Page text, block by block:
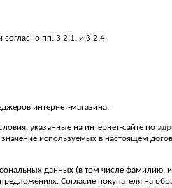
согласно пп. 3.2.1. и 3.2.4.
интернет-магазина.
указанные на интернет-сайте по
значение используемых в настоящем
данных (в том числе фамилию,
Согласие покупателя на